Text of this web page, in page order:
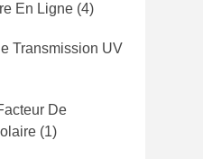
En Ligne (4)
Transmission UV
De
(1)